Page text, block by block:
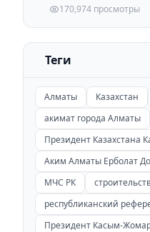
170,974 просмотры
Теги
Алматы Казахстан
акимат города Алматы
Президент Казахстана
Аким Алматы Ерболат
МЧС РК
республиканский
Президент Касым-